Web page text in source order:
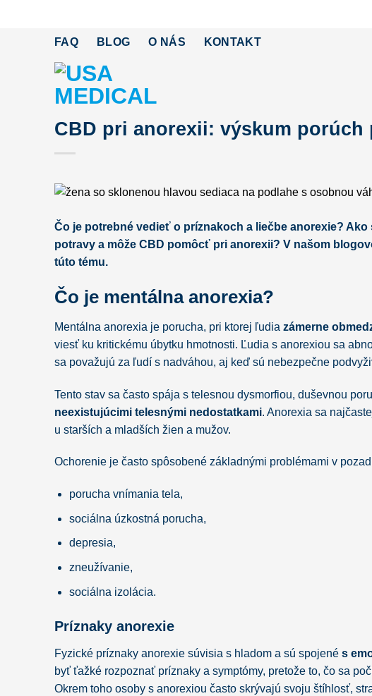
FAQ BLOG O NÁS KONTAKT
CBD pri anorexii: výskum
Čo je potrebné vedieť o príznakoch a liečbe anorexie?
potravy a môže CBD pomôcť pri anorexii? V našom
túto tému.
Čo je mentálna anorexia?
Mentálna anorexia je porucha, pri ktorej ľudia zámerne
viesť ku kritickému úbytku hmotnosti. Ľudia s anorexiou sa
sa považujú za ľudí s nadváhou, aj keď sú nebezpečne
Tento stav sa často spája s telesnou dysmorfiou, duševnou
neexistujúcimi telesnými nedostatkami. Anorexia sa
u starších a mladších žien a mužov.
Ochorenie je často spôsobené základnými problémami v
porucha vnímania tela,
sociálna úzkostná porucha,
depresia,
zneužívanie,
sociálna izolácia.
Príznaky anorexie
Fyzické príznaky anorexie súvisia s hladom a sú spojené s
byť ťažké rozpoznať príznaky a symptómy, pretože to, čo sa
Okrem toho osoby s anorexiou často skrývajú svoju štíhlosť,